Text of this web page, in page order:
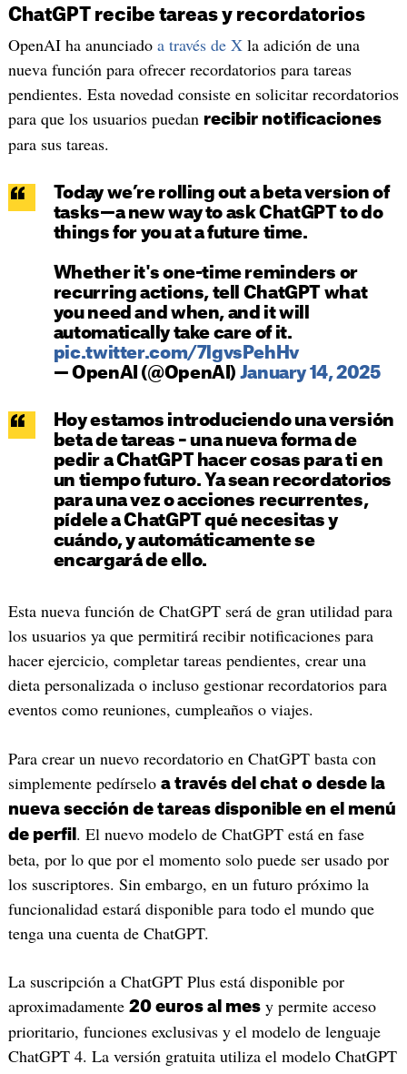
ChatGPT recibe tareas y recordatorios
OpenAI ha anunciado a través de Xla adición de una
nueva función para ofrecer recordatorios para tareas
pendientes. Esta novedad consiste en solicitar recordatorios
para que los usuarios puedan recibir notificaciones
para sus tareas.
Today we’re rolling out a beta version of
tasks—a new way to ask ChatGPT to do
things for you at a future time.
Whether it's one-time reminders or
recurring actions, tell ChatGPT what
you need and when, and it will
automatically take care of it.
pic.twitter.com/7lgvsPehHv
— OpenAI (@OpenAI) January 14, 2025
Hoy estamos introduciendo una versión
beta de tareas – una nueva forma de
pedir a ChatGPT hacer cosas para ti en
un tiempo futuro. Ya sean recordatorios
para una vez o acciones recurrentes,
pídele a ChatGPT qué necesitas y
cuándo, y automáticamente se
encargará de ello.
Esta nueva función de ChatGPT será de gran utilidad para
los usuarios ya que permitirá recibir notificaciones para
hacer ejercicio, completar tareas pendientes, crear una
dieta personalizada o incluso gestionar recordatorios para
eventos como reuniones, cumpleaños o viajes.
Para crear un nuevo recordatorio en ChatGPT basta con
simplemente pedírselo a través del chat o desde la
nueva sección de tareas disponible en el menú
de perfil . El nuevo modelo de ChatGPT está en fase
beta, por lo que por el momento solo puede ser usado por
los suscriptores. Sin embargo, en un futuro próximo la
funcionalidad estará disponible para todo el mundo que
tenga una cuenta de ChatGPT.
La suscripción a ChatGPT Plus está disponible por
aproximadamente 20 euros al mesy permite acceso
prioritario, funciones exclusivas y el modelo de lenguaje
ChatGPT 4. La versión gratuita utiliza el modelo ChatGPT